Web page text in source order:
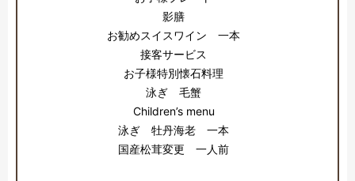
影膳
お勧めスイスワイン 一本
接客サービス
お子様特別懐石料理
泳ぎ 毛蟹
Children’s menu
泳ぎ 牡丹海老 一本
国産松茸変更 一人前